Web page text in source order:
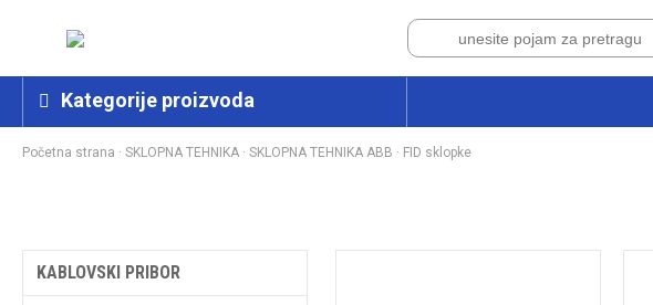
Kategorije proizvoda
Početna strana · SKLOPNA TEHNIKA · SKLOPNA TEHNIKA ABB · FID sklopke
KABLOVSKI PRIBOR